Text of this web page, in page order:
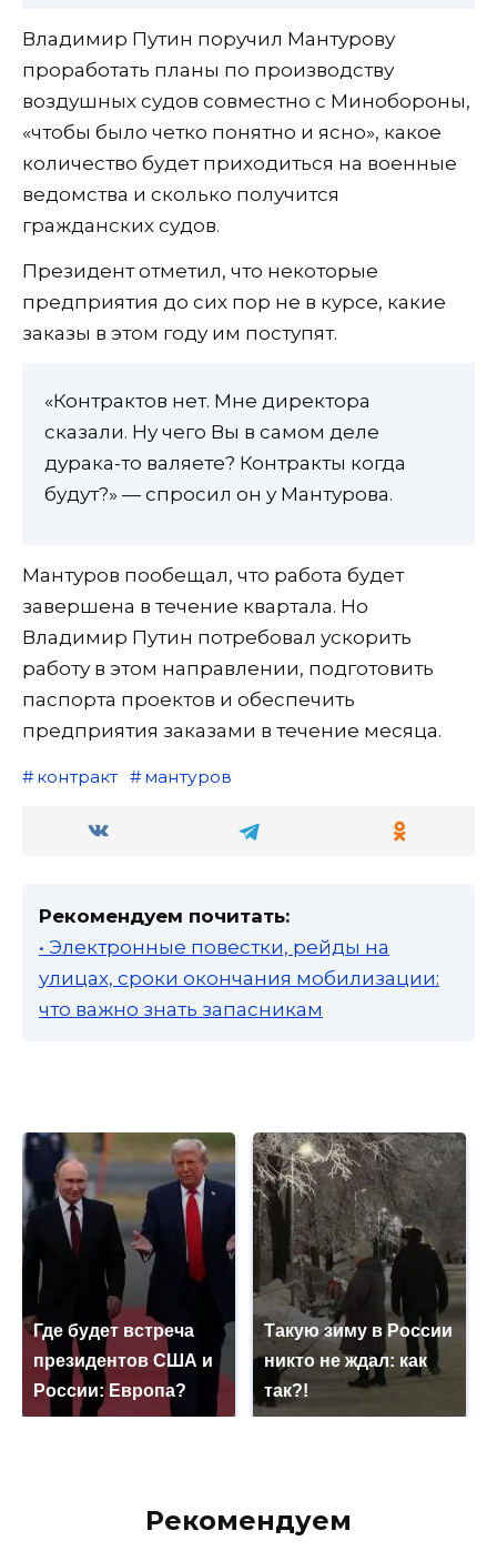
Владимир Путин поручил Мантурову
проработать планы по производству
воздушных судов совместно с Минобороны,
«чтобы было четко понятно и ясно», какое
количество будет приходиться на военные
ведомства и сколько получится
гражданских судов.
Президент отметил, что некоторые
предприятия до сих пор не в курсе, какие
заказы в этом году им поступят.
«Контрактов нет. Мне директора
сказали. Ну чего Вы в самом деле
дурака-то валяете? Контракты когда
будут?» — спросил он у Мантурова.
Мантуров пообещал, что работа будет
завершена в течение квартала. Но
Владимир Путин потребовал ускорить
работу в этом направлении, подготовить
паспорта проектов и обеспечить
предприятия заказами в течение месяца.
контракт мантуров
Рекомендуем почитать:
• Электронные повестки, рейды на
улицах, сроки окончания мобилизации:
что важно знать запасникам
Где будет встреча
президентов США и
России: Европа?
Такую зиму в России
никто не ждал: как
так?!
Рекомендуем